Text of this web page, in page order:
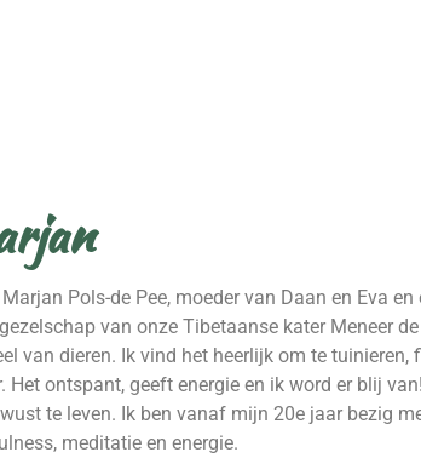
Pols-de Pee, moeder van Daan en Eva
van onze Tibetaanse kater Meneer
van dieren. Ik vind het heerlijk om te tuinieren,
Het ontspant, geeft energie en ik word er blij
te leven. Ik ben vanaf mijn 20e jaar bezig
meditatie en energie.